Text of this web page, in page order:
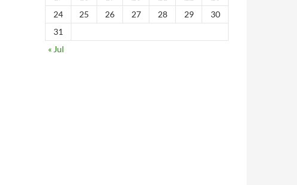
24
25 26 27 28 29
30
31
« Jul